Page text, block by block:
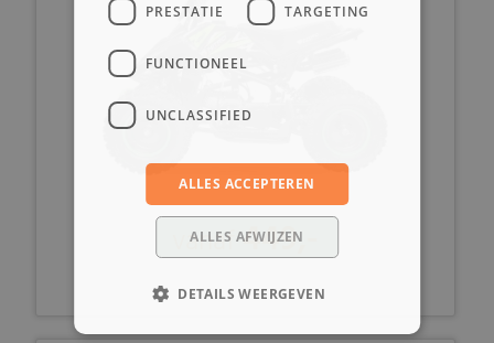
vanaf 449,-
PRESTATIE TARGETING
FUNCTIONEEL
UNCLASSIFIED
ALLES ACCEPTEREN
ALLES AFWIJZEN
DETAILS WEERGEVEN